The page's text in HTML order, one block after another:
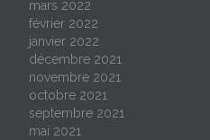
mars 2022
février 2022
janvier 2022
décembre 2021
novembre 2021
octobre 2021
septembre 2021
mai 2021